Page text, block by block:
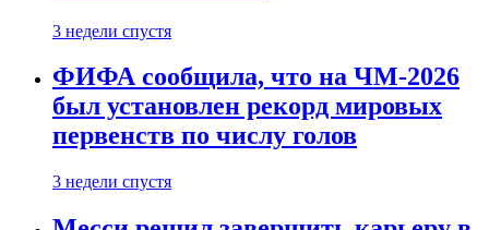
3 недели спустя
ФИФА сообщила, что на ЧМ-2026
был установлен рекорд мировых
первенств по числу голов
3 недели спустя